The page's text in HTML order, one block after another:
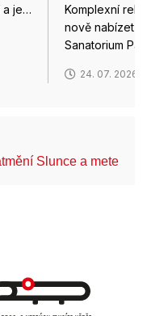
a je…
Komplexní
nově nabízet
Sanatorium
24. 07. 2026
Slunce a mete…